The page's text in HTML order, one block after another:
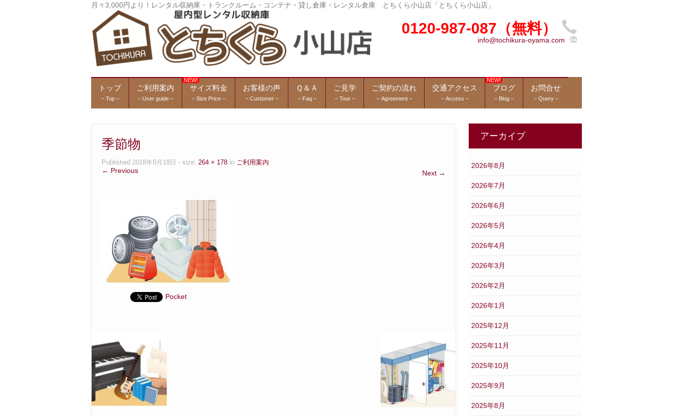
月々3,000円より！レンタル収納庫・トランクルーム・コンテナ・貸し倉庫・レンタル倉庫 とちくら小山店「とちくら小山店」
0120-987-087（無料）
info@tochikura-oyama.com
トップ
– Top –
ご利用案内
– User guide –
サイズ料金
– Size Price –
お客様の声
– Customer –
Ｑ＆Ａ
– Faq –
ご見学
– Tour –
ご契約の流れ
– Agreement –
交通アクセス
– Access –
ブログ
– Blog –
お問合せ
– Query –
季節物
Published 2018年8月18日 - size: 264 × 178 in ご利用案内
← Previous Next →
Pocket
アーカイブ
2026年8月
2026年7月
2026年6月
2026年5月
2026年4月
2026年3月
2026年2月
2026年1月
2025年12月
2025年11月
2025年10月
2025年9月
2025年8月